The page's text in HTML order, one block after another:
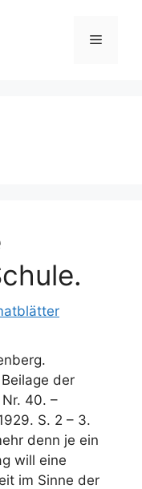
Menü
der
40. –
S. 2 – 3.
denn je ein
will eine
im Sinne der